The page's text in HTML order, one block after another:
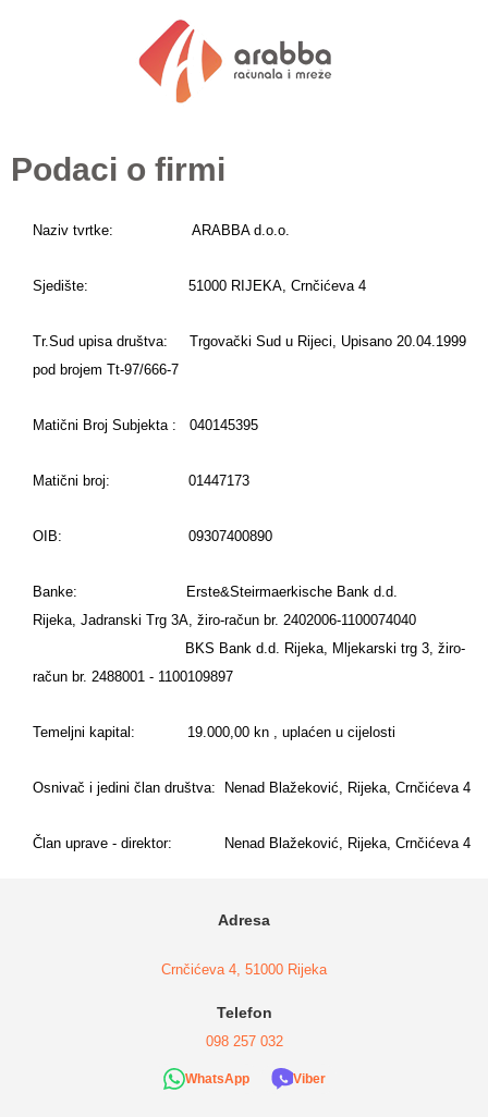
na
sadržaj
na
sadržaj
na
sadržaj
Podaci o firmi
Naziv tvrtke: ARABBA d.o.o.
Sjedište: 51000 RIJEKA, Crnčićeva 4
Tr.Sud upisa društva: Trgovački Sud u Rijeci, Upisano 20.04.1999
pod brojem Tt-97/666-7
Matični Broj Subjekta : 040145395
Matični broj: 01447173
OIB: 09307400890
Banke: Erste&Steirmaerkische Bank d.d.
Rijeka, Jadranski Trg 3A, žiro-račun br. 2402006-1100074040
BKS Bank d.d. Rijeka, Mljekarski trg 3, žiro-
račun br. 2488001 - 1100109897
Temeljni kapital: 19.000,00 kn , uplaćen u cijelosti
Osnivač i jedini član društva: Nenad Blažeković, Rijeka, Crnčićeva 4
Član uprave - direktor: Nenad Blažeković, Rijeka, Crnčićeva 4
Adresa
Crnčićeva 4, 51000 Rijeka
Telefon
098 257 032
WhatsApp Viber